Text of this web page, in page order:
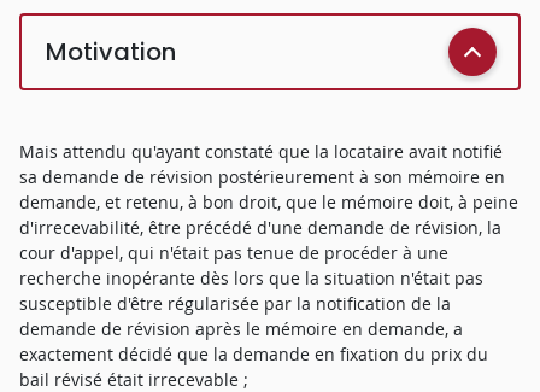
Motivation
Mais attendu qu'ayant constaté que la locataire avait notifié
sa demande de révision postérieurement à son mémoire en
demande, et retenu, à bon droit, que le mémoire doit, à peine
d'irrecevabilité, être précédé d'une demande de révision, la
cour d'appel, qui n'était pas tenue de procéder à une
recherche inopérante dès lors que la situation n'était pas
susceptible d'être régularisée par la notification de la
demande de révision après le mémoire en demande, a
exactement décidé que la demande en fixation du prix du
bail révisé était irrecevable ;